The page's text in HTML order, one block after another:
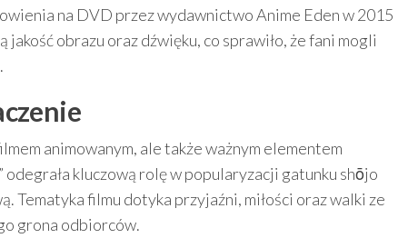
na DVD przez wydawnictwo Anime Eden w 2015
obrazu oraz dźwięku, co sprawiło, że fani mogli
animowanym, ale także ważnym elementem
kluczową rolę w popularyzacji gatunku shōjo
Tematyka filmu dotyka przyjaźni, miłości oraz walki ze
grona odbiorców.